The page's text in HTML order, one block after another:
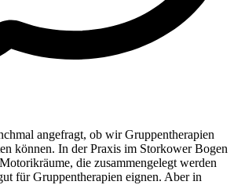
angefragt, ob wir Gruppentherapien
können. In der Praxis im Storkower Bogen
die zusammengelegt werden
für Gruppentherapien eignen. Aber in